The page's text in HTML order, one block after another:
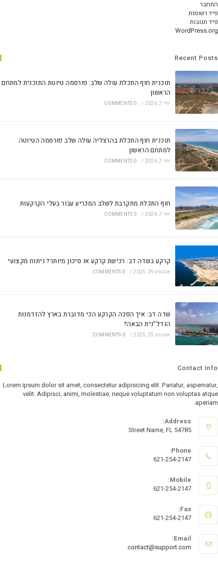
התחבר
פיד רשומות
פיד תגובות
WordPress.org
Recent Posts
תוכנית חוף התכלת עולה שלב: פורסמה טיוטת התוכנית למתחם
הראשון
יולי 7, 2026 /
0 COMMENTS
תוכנית חוף התכלת בהרצליה עולה שלב פורסמה הטיוטה
למתחם הראשון
יולי 7, 2026 /
0 COMMENTS
חוף התכלת מתקרבת לשלב המכריע עבור בעלי הקרקעות
יולי 7, 2026 /
0 COMMENTS
קרקע בשדה דב: רכישת קרקע או סיכון מיותר? ניתוח מקצועי
אוגוסט 25, 2025 /
0 COMMENTS
שדה דב: איך הפכה הקרקע הכי מדוברת בארץ להזדמנות
הנדל"נית הבאה?
אוגוסט 25, 2025 /
0 COMMENTS
Contact Info
Lorem ipsum dolor sit amet, consectetur adipisicing elit. Pariatur, aspernatur,
velit. Adipisci, animi, molestiae, neque voluptatum non voluptas atque
aperiam.
Address:
Street Name, FL 54785
Phone:
621-254-2147
Mobile:
621-254-2147
Fax:
621-254-2147
Email:
contact@support.com